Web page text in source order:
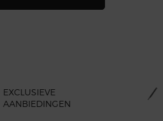
EXCLUSIEVE
AANBIEDINGEN